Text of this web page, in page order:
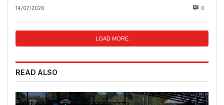
14/07/2026 0
LOAD MORE
READ ALSO